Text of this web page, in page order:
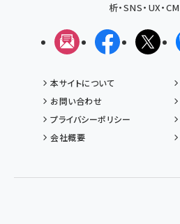
析・SNS・UX・
メルマガFacebookX(
本サイトについて
お問い合わせ
プライバシーポリシー
会社概要